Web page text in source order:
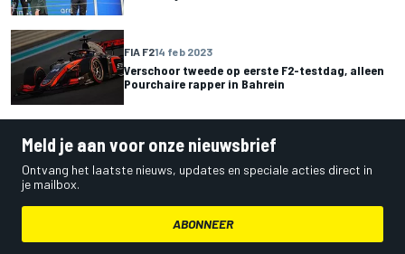
FIA F214 feb 2023
Verschoor tweede op eerste F2-testdag, alleen
Pourchaire rapper in Bahrein
Meld je aan voor onze nieuwsbrief
Ontvang het laatste nieuws, updates en speciale acties direct in
je mailbox.
ABONNEER